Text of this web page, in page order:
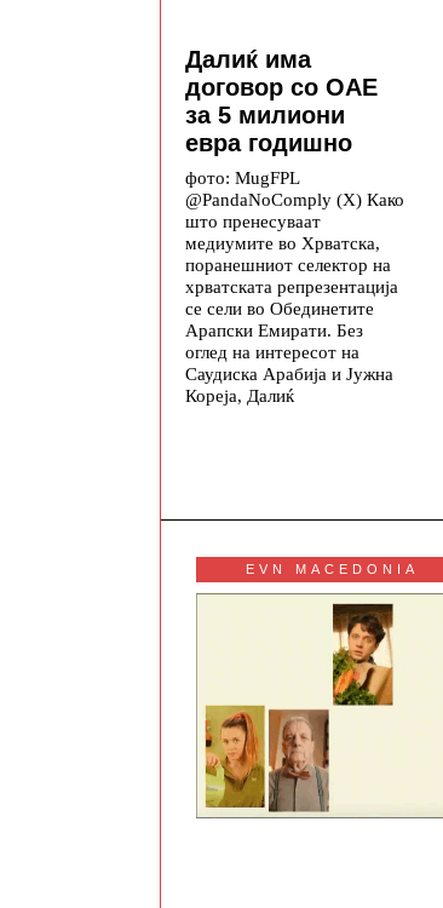
Далиќ има
договор со ОАЕ
за 5 милиони
евра годишно
фото: MugFPL
@PandaNoComply (X) Како
што пренесуваат
медиумите во Хрватска,
поранешниот селектор на
хрватската репрезентација
се сели во Обединетите
Арапски Емирати. Без
оглед на интересот на
Саудиска Арабија и Јужна
Кореја, Далиќ
EVN MACEDONIA